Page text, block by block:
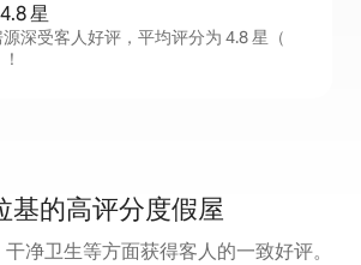
星
深受客人好评，平均评分为 4.8 星（
基的高评分度假屋
净卫生等方面获得客人的一致好评。